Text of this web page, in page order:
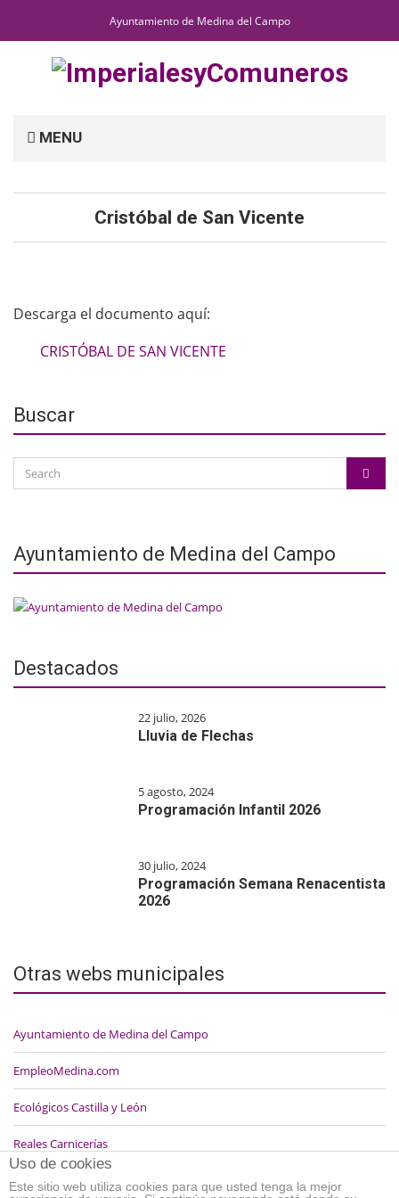
Ayuntamiento de Medina del Campo
MENU
Cristóbal de San Vicente
Descarga el documento aquí:
CRISTÓBAL DE SAN VICENTE
Buscar
for:
Ayuntamiento de Medina del Campo
Destacados
22 julio, 2026
Lluvia de Flechas
5 agosto, 2024
Programación Infantil 2026
30 julio, 2024
Programación Semana Renacentista
2026
Otras webs municipales
Ayuntamiento de Medina del Campo
EmpleoMedina.com
Ecológicos Castilla y León
Reales Carnicerías
Uso de cookies
Este sitio web utiliza cookies para que usted tenga la mejor